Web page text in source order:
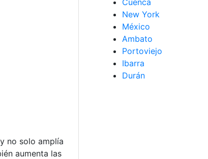
no solo amplía
aumenta las
Cuenca
New York
México
Ambato
Portoviejo
Ibarra
Durán